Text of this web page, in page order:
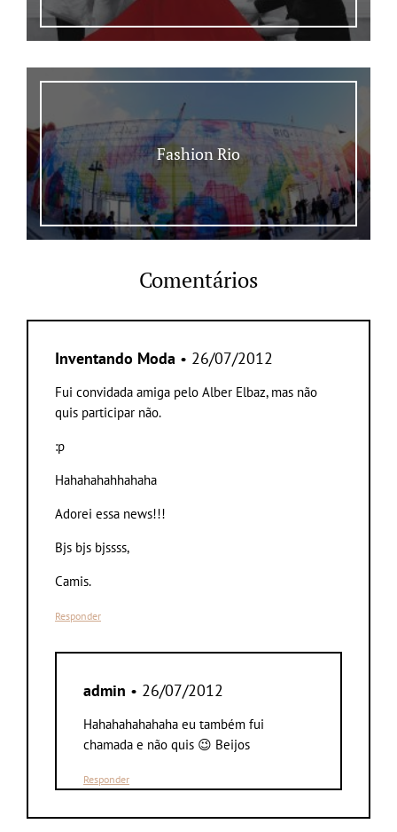
Fashion Rio
Comentários
Inventando Moda • 26/07/2012
Fui convidada amiga pelo Alber Elbaz, mas não
quis participar não.
:p
Hahahahahhahaha
Adorei essa news!!!
Bjs bjs bjssss,
Camis.
Responder
admin • 26/07/2012
Hahahahahahaha eu também fui
chamada e não quis 😉 Beijos
Responder